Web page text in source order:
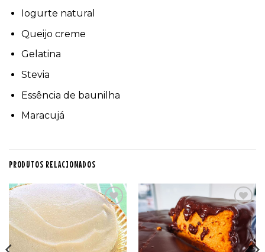
Iogurte natural
Queijo creme
Gelatina
Stevia
Essência de baunilha
Maracujá
PRODUTOS RELACIONADOS
Adicionar
favoritos
Adicionar
aos
favoritos